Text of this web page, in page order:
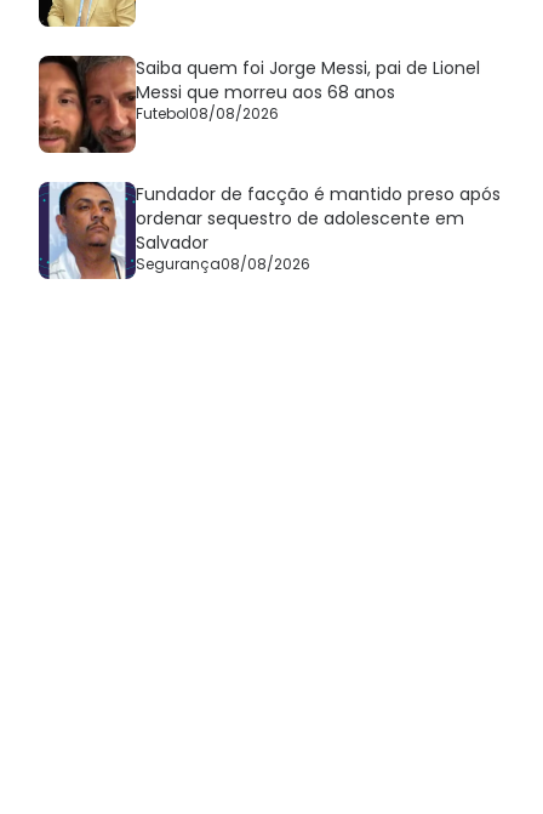
Saiba quem foi Jorge Messi, pai de Lionel
Messi que morreu aos 68 anos
Futebol08/08/2026
Fundador de facção é mantido preso após
ordenar sequestro de adolescente em
Salvador
Segurança08/08/2026